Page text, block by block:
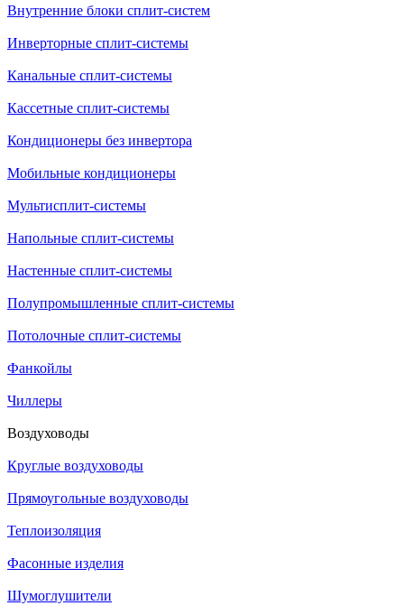
Внутренние блоки сплит-систем
Инверторные сплит-системы
Канальные сплит-системы
Кассетные сплит-системы
Кондиционеры без инвертора
Мобильные кондиционеры
Мультисплит-системы
Напольные сплит-системы
Настенные сплит-системы
Полупромышленные сплит-системы
Потолочные сплит-системы
Фанкойлы
Чиллеры
Воздуховоды
Круглые воздуховоды
Прямоугольные воздуховоды
Теплоизоляция
Фасонные изделия
Шумоглушители